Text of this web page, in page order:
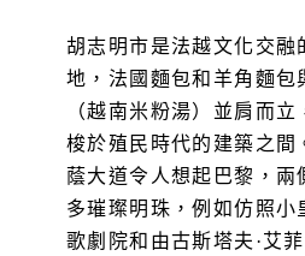
胡志明市是法越文化交融
地，法國麵包和羊角麵包
（越南米粉湯）並肩而
梭於殖民時代的建築之間
蔭大道令人想起巴黎，兩
多璀璨明珠，例如仿照小
歌劇院和由古斯塔夫·艾